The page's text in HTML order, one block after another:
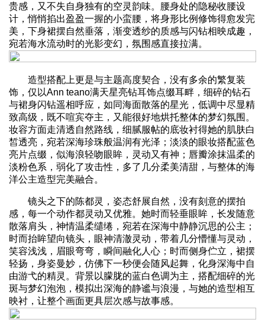
贵感，又不失自身独有的空灵韵味。腰身处的隐秘收腰设
计，悄悄掐出盈盈一握的小蛮腰，将身形比例修饰得愈发完
美，下身裙摆自然垂落，渐变透纱的质感与闪钻相映成趣，
宛若海水流动时的光影变幻，氛围感直接拉满。
造型搭配上更是与主题高度契合，没有多余的繁复装
饰，仅以Ann teano满天星亮钻耳饰点缀耳畔，细碎的钻石
与裙身闪钻遥相呼应，如同海面散落的星光，低调中尽显精
致高级，既不喧宾夺主，又能很好地烘托整体的梦幻氛围。
妆容方面走清透自然路线，细腻服帖的底妆衬得她的肌肤白
皙透亮，宛若深海珍珠般温润有光泽；淡淡的眼妆搭配蓝色
亮片点缀，似海浪轻吻眼眸，灵动又有神；唇瓣涂抹温柔的
淡粉色系，弱化了攻击性，多了几分柔美清甜，与整体的海
洋公主造型完美融合。
镜头之下的陈都灵，姿态舒展自然，没有刻意的摆拍
感，每一个动作都灵动又优雅。她时而轻垂眼眸，长发随意
散落肩头，神情温柔缱绻，宛若在深海中静静沉思的公主；
时而抬眸望向镜头，眼神清澈灵动，带着几分懵懂与灵动，
笑容浅浅，眉眼弯弯，瞬间融化人心；时而侧身伫立，裙摆
轻扬，身姿曼妙，仿佛下一秒便会随风起舞，化身深海中自
由游弋的精灵。背景以朦胧的蓝白色调为主，搭配细碎的光
斑与梦幻泡泡，模拟出深海的静谧与浪漫，与她的造型相互
映衬，让整个画面更具层次感与故事感。